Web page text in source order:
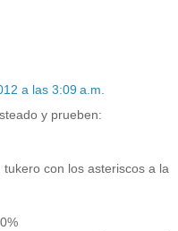
a las 3:09 a.m.
y prueben:
con los asteriscos a la